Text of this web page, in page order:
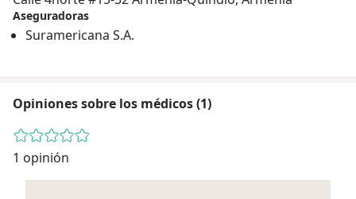
Aseguradoras
Suramericana S.A.
Opiniones sobre los médicos (1)
1 opinión